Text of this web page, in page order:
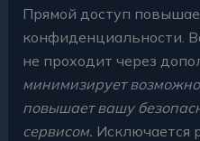
Прямой доступ
конфиденциальности.
не проходит через
минимизирует
повышает вашу
сервисом. Исключается